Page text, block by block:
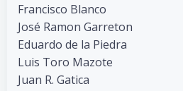
Francisco Blanco
José Ramon Garreton
Eduardo de la Piedra
Luis Toro Mazote
Juan R. Gatica